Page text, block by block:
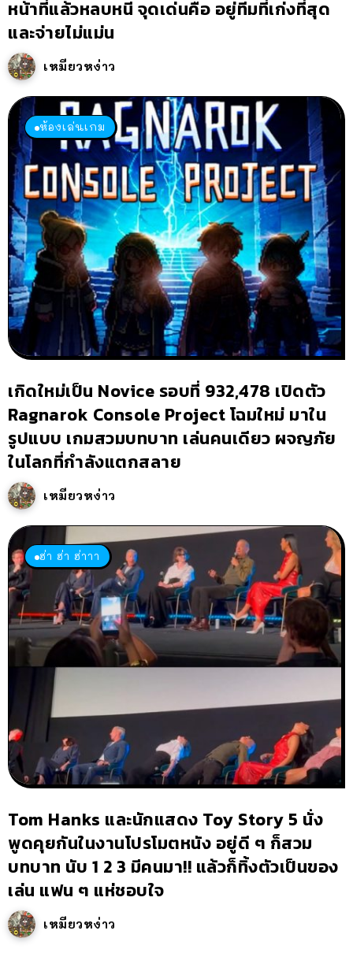
หน้าที่แล้วหลบหนี จุดเด่นคือ อยู่ทีมที่เก่งที่สุด
และจ่ายไม่แม่น
เหมียวหง่าว
ห้องเล่นเกม
เกิดใหม่เป็น Novice รอบที่ 932,478 เปิดตัว
Ragnarok Console Project โฉมใหม่ มาใน
รูปแบบ เกมสวมบทบาท เล่นคนเดียว ผจญภัย
ในโลกที่กำลังแตกสลาย
เหมียวหง่าว
ฮ่า ฮ่า ฮ่าาา
Tom Hanks และนักแสดง Toy Story 5 นั่ง
พูดคุยกันในงานโปรโมตหนัง อยู่ดี ๆ ก็สวม
บทบาท นับ 1 2 3 มีคนมา!! แล้วก็ทิ้งตัวเป็นของ
เล่น แฟน ๆ แห่ชอบใจ
เหมียวหง่าว